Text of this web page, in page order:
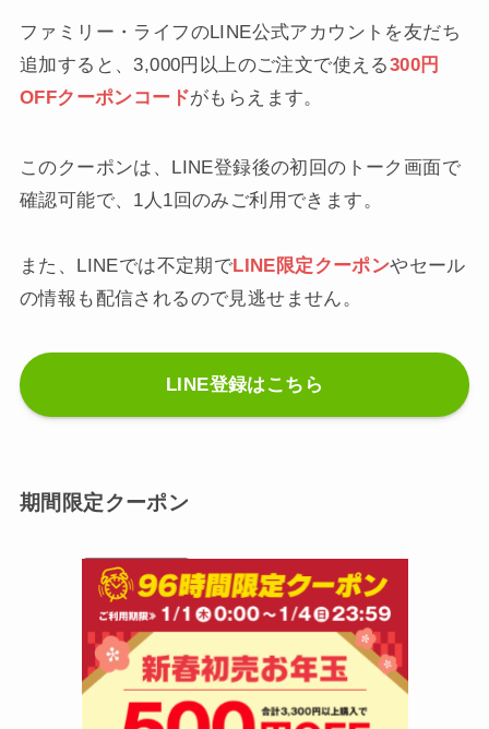
ファミリー・ライフのLINE公式アカウントを友だち
追加すると、3,000円以上のご注文で使える300円
OFFクーポンコードがもらえます。
このクーポンは、LINE登録後の初回のトーク画面で
確認可能で、1人1回のみご利用できます。
また、LINEでは不定期でLINE限定クーポンやセール
の情報も配信されるので見逃せません。
LINE登録はこちら
期間限定クーポン